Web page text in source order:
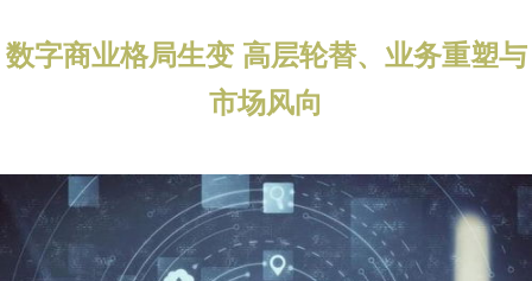
数字商业格局生变 高层轮替、业务重塑与
市场风向